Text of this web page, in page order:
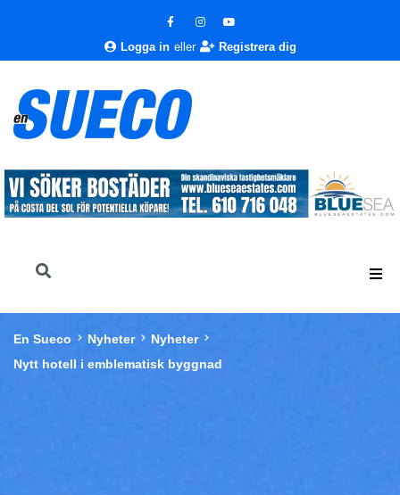
Logga in eller Registrera dig
En Sueco Nyheter
Nyheter
Nytt hotell i emblematisk byggnad